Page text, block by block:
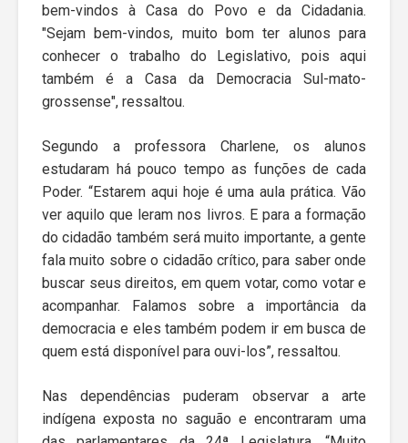
bem-vindos à Casa do Povo e da Cidadania.
"Sejam bem-vindos, muito bom ter alunos para
conhecer o trabalho do Legislativo, pois aqui
também é a Casa da Democracia Sul-mato-
grossense", ressaltou.
Segundo a professora Charlene, os alunos
estudaram há pouco tempo as funções de cada
Poder. “Estarem aqui hoje é uma aula prática. Vão
ver aquilo que leram nos livros. E para a formação
do cidadão também será muito importante, a gente
fala muito sobre o cidadão crítico, para saber onde
buscar seus direitos, em quem votar, como votar e
acompanhar. Falamos sobre a importância da
democracia e eles também podem ir em busca de
quem está disponível para ouvi-los”, ressaltou.
Nas dependências puderam observar a arte
indígena exposta no saguão e encontraram uma